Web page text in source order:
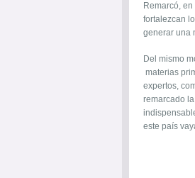
Remarcó,
fortalezcan
generar una
Del mismo
materias
expertos,
remarcado
este país